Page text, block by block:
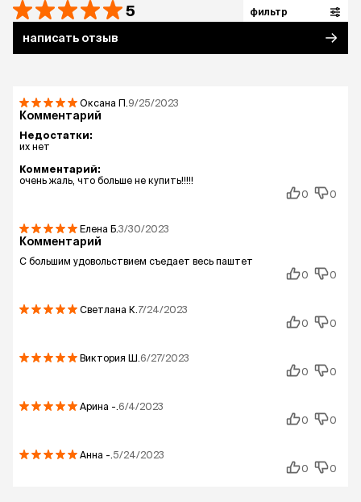
5 фильтр
написать отзыв
Оксана П. 9/25/2023
Комментарий
Недостатки:
их нет
Комментарий:
очень жаль, что больше не купить!!!!!
0
0
Елена Б. 3/30/2023
Комментарий
С большим удовольствием съедает весь паштет
0
0
Светлана К. 7/24/2023
0
0
Виктория Ш. 6/27/2023
0
0
Арина -. 6/4/2023
0
0
Анна -. 5/24/2023
0
0